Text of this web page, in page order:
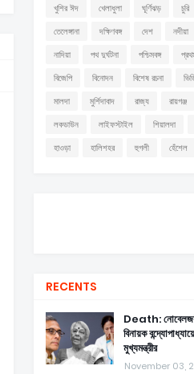
খুশির ঈদ
খেলাধুলা ঘূর্ণিঝড় চুরি
তেলেঙ্গানা
দক্ষিণবঙ্গ দেশ নদীয়া
নাদিয়া
পথ দুর্ঘটনা পশ্চিমবঙ্গ
বিজেপি
বিনোদন বিশেষ রচনা
মালদা
মুর্শিদাবাদ রাজ্য রায়গঞ্জ
লকডাউন
লাইফস্টাইল শিয়ালদা
হাওড়া
হালিশহর হুগলী হেঁশেল
RECENTS
Death: নোবেলজয়ী
বিনায়ক
মুখ্যমন্ত্রীর
November 03,